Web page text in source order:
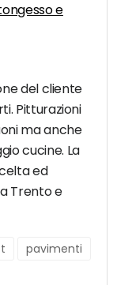
e
del cliente
Pitturazioni
ma anche
cucine. La
ed
Trento e
pavimenti